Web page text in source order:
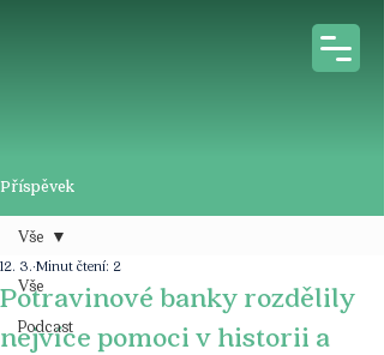
Příspěvek
Vše
Podcast
Vše
Potravinové banky rozdělily
nejvíce pomoci v historii a
12. 3. Minut čtení: 2